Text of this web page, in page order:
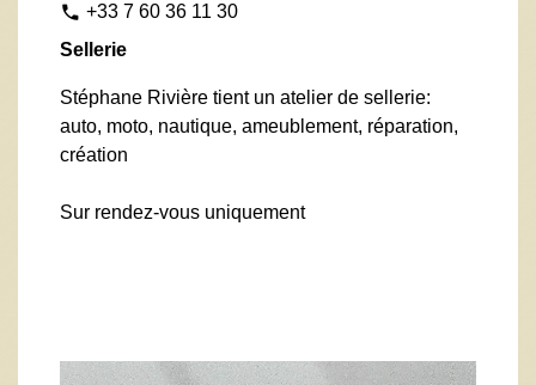
phone +33 7 60 36 11 30
Sellerie
Stéphane Rivière tient un atelier de sellerie:
auto, moto, nautique, ameublement, réparation,
création
Sur rendez-vous uniquement